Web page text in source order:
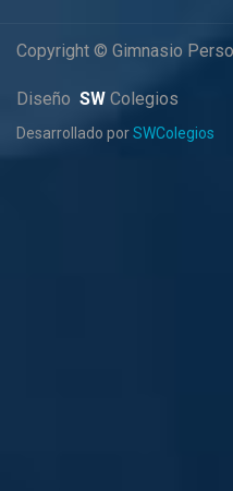
Copyright © Gimnasio
Diseño SW Colegios
Desarrollado porSWColegios